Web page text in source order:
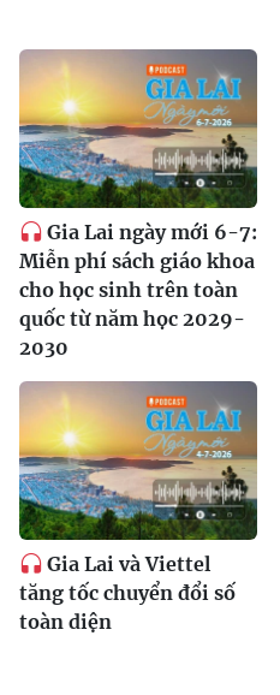
Gia Lai ngày mới 6-7:
Miễn phí sách giáo khoa
cho học sinh trên toàn
quốc từ năm học 2029-
2030
Gia Lai và Viettel
tăng tốc chuyển đổi số
toàn diện